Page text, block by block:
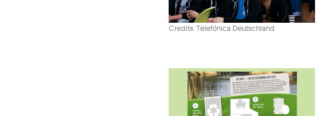
Credits: Telefónica Deutschland